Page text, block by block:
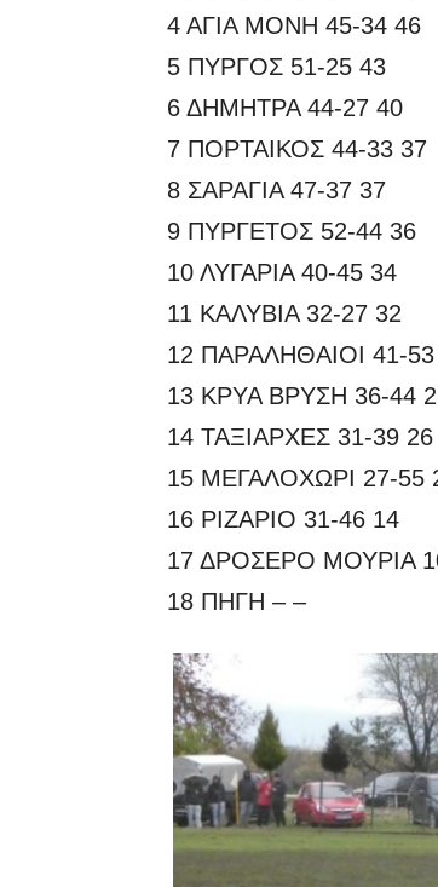
4 ΑΓΙΑ ΜΟΝΗ 45-34 46
5 ΠΥΡΓΟΣ 51-25 43
6 ΔΗΜΗΤΡΑ 44-27 40
7 ΠΟΡΤΑΙΚΟΣ 44-33 37
8 ΣΑΡΑΓΙΑ 47-37 37
9 ΠΥΡΓΕΤΟΣ 52-44 36
10 ΛΥΓΑΡΙΑ 40-45 34
11 ΚΑΛΥΒΙΑ 32-27 32
12 ΠΑΡΑΛΗΘΑΙΟΙ 41-53
13 ΚΡΥΑ ΒΡΥΣΗ 36-44
14 ΤΑΞΙΑΡΧΕΣ 31-39 26
15 ΜΕΓΑΛΟΧΩΡΙ 27-55
16 ΡΙΖΑΡΙΟ 31-46 14
17 ΔΡΟΣΕΡΟ ΜΟΥΡΙΑ
18 ΠΗΓΗ – –